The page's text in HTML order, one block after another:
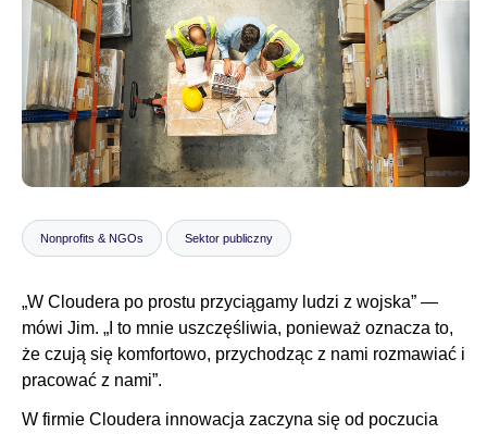
Edukacja
Biuro prasowe
Nonprofits & NGOs Sektor publiczny
„W Cloudera po prostu przyciągamy ludzi z wojska” —
mówi Jim. „I to mnie uszczęśliwia, ponieważ oznacza to,
że czują się komfortowo, przychodząc z nami rozmawiać i
pracować z nami”.
W firmie Cloudera innowacja zaczyna się od poczucia